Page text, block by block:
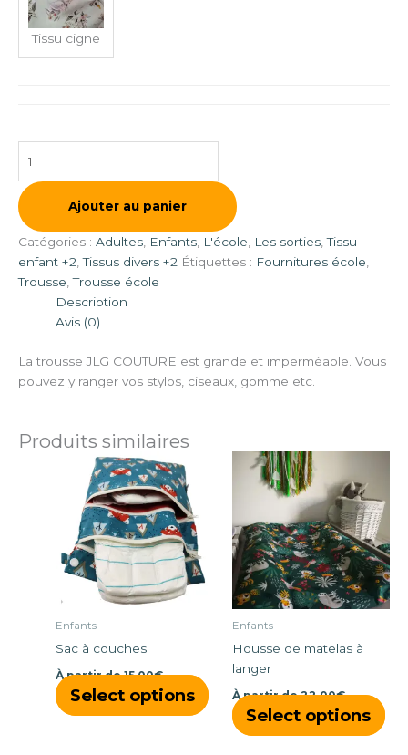
Tissu cigne
Ajouter au panier
Catégories : Adultes, Enfants, L'école, Les sorties,Tissu
enfant +2,Tissus divers +2 Étiquettes : Fournitures école,
Trousse,Trousse école
Description
Avis (0)
La trousse JLG COUTURE est grande et imperméable. Vous
pouvez y ranger vos stylos, ciseaux, gomme etc.
Produits similaires
Enfants
Sac à couches
À partir de15,00€
Select options
plusieurs
variations.
options
peuvent
être
page
Enfants
Housse de matelas à
langer
À partir de22,00€
Select options
a
Les
du